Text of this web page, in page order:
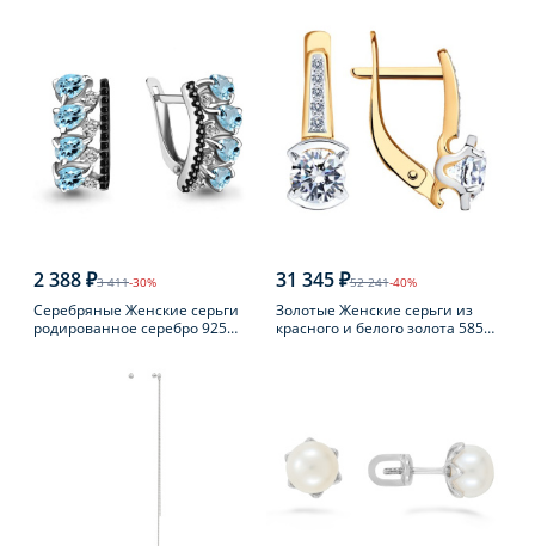
2 388 ₽3 411-30%
Серебряные Женские серьги
родированное серебро 925
31 345 ₽52 241-40%
Золотые Женские серьги из
красного и белого золота 585